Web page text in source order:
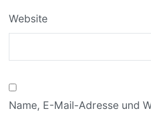
Website
Name, E-Mail-Adresse und